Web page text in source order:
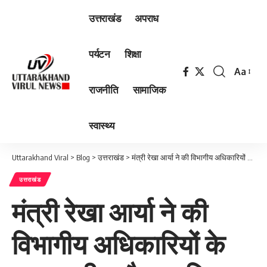
उत्तराखंड अपराध
पर्यटन शिक्षा
राजनीति सामाजिक
स्वास्थ्य
Font
Aa
Uttarakhand Viral > Blog >उत्तराखंड >मंत्री रेखा आर्या ने की विभागीय अधिकारियों के साथ समीक्षा बैठक, दिए निर्देश
उत्तराखंड
मंत्री रेखा आर्या ने की
विभागीय अधिकारियों के